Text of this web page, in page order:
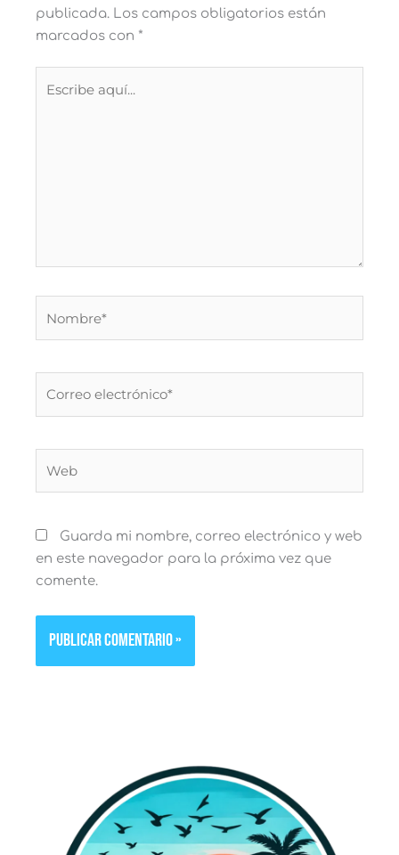
publicada. Los campos obligatorios están
marcados con *
aquí...
Guarda mi nombre, correo electrónico y web
en este navegador para la próxima vez que
comente.